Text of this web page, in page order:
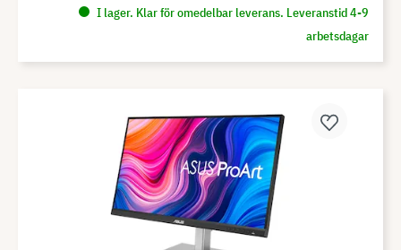
I lager. Klar för omedelbar leverans. Leveranstid 4-9
arbetsdagar